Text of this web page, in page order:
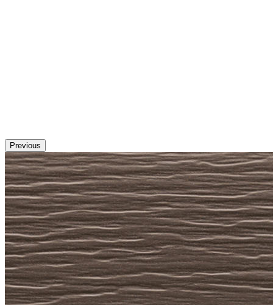
Previous